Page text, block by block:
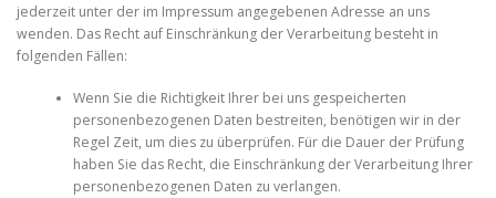
jederzeit unter der im Impressum angegebenen Adresse an uns
wenden. Das Recht auf Einschränkung der Verarbeitung besteht in
folgenden Fällen:
Wenn Sie die Richtigkeit Ihrer bei uns gespeicherten
personenbezogenen Daten bestreiten, benötigen wir in der
Regel Zeit, um dies zu überprüfen. Für die Dauer der Prüfung
haben Sie das Recht, die Einschränkung der Verarbeitung Ihrer
personenbezogenen Daten zu verlangen.